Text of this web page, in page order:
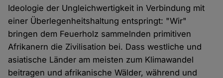
Ideologie der Ungleichwertigkeit in Verbindung mit
einer Überlegenheitshaltung entspringt: "Wir"
bringen dem Feuerholz sammelnden primitiven
Afrikanern die Zivilisation bei. Dass westliche und
asiatische Länder am meisten zum Klimawandel
beitragen und afrikanische Wälder, während und